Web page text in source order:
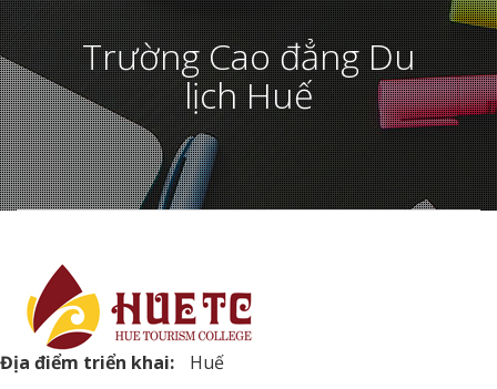
ở
đây
Trường Cao đẳng Du
lịch Huế
Địa điểm triển khai:
Huế